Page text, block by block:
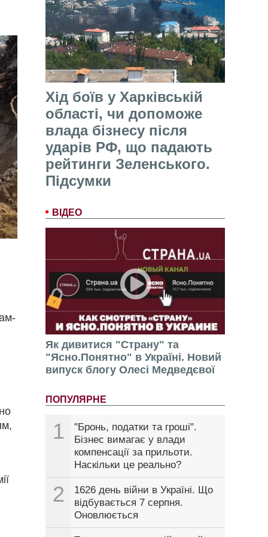
Хід боїв у Харківській
області, чи допоможе
влада бізнесу після
ударів РФ, що падають
рейтинги Зеленського.
Підсумки
ВІДЕО
Як дивитися "Страну" та
"Ясно.Понятно" в Україні. Новий
випуск блогу Олесі Медведєвої
ПОПУЛЯРНЕ
1
"Бронь, податки та гроші".
Бізнес вимагає у влади
компенсації за прильоти.
Наскільки це реально?
2
1626 день війни в Україні. Що
відбувається 7 серпня.
Оновлюється